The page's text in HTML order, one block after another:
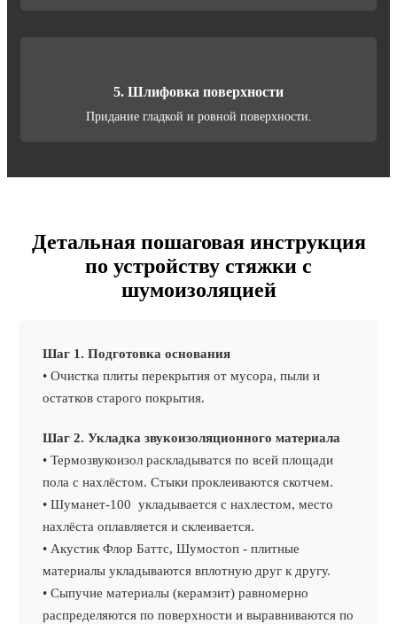
5. Шлифовка поверхности
Придание гладкой и ровной поверхности.
Детальная пошаговая инструкция
по устройству стяжки с
шумоизоляцией
Шаг 1. Подготовка основания
• Очистка плиты перекрытия от мусора, пыли и
остатков старого покрытия.
Шаг 2. Укладка звукоизоляционного материала
• Термозвукоизол раскладыватся по всей площади
пола с нахлёстом. Стыки проклеиваются скотчем.
• Шуманет-100 укладывается с нахлестом, место
нахлёста оплавляется и склеивается.
• Акустик Флор Баттс, Шумостоп - плитные
материалы укладываются вплотную друг к другу.
• Сыпучие материалы (керамзит) равномерно
распределяются по поверхности и выравниваются по